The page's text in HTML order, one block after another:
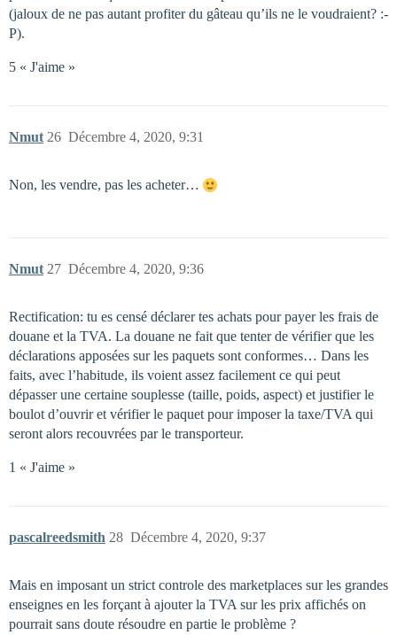
(jaloux de ne pas autant profiter du gâteau qu’ils ne le voudraient? :-
P).
5 « J'aime »
Nmut Décembre 4, 2020, 9:31
26
Non, les vendre, pas les acheter…
Nmut Décembre 4, 2020, 9:36
27
Rectification: tu es censé déclarer tes achats pour payer les frais de
douane et la TVA. La douane ne fait que tenter de vérifier que les
déclarations apposées sur les paquets sont conformes… Dans les
faits, avec l’habitude, ils voient assez facilement ce qui peut
dépasser une certaine souplesse (taille, poids, aspect) et justifier le
boulot d’ouvrir et vérifier le paquet pour imposer la taxe/TVA qui
seront alors recouvrées par le transporteur.
1 « J'aime »
pascalreedsmith Décembre 4, 2020, 9:37
28
Mais en imposant un strict controle des marketplaces sur les grandes
enseignes en les forçant à ajouter la TVA sur les prix affichés on
pourrait sans doute résoudre en partie le problème ?